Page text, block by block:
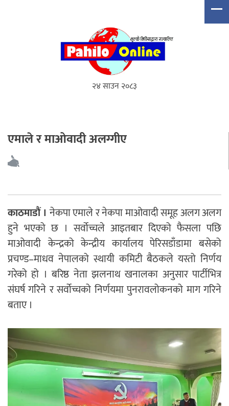
२४ साउन २०८३
एमाले र माओवादी अलग्गीए
काठमाडौं । नेकपा एमाले र नेकपा माओवादी समूह अलग अलग
हुने भएको छ । सर्वोच्चले आइतबार दिएको फैसला पछि
माओवादी केन्द्रको केन्द्रीय कार्यालय पेरिसडाँडामा बसेको
प्रचण्ड–माधव नेपालको स्थायी कमिटी बैठकले यस्तो निर्णय
गरेको हो । बरिष्ठ नेता झलनाथ खनालका अनुसार पार्टीभित्र
संघर्ष गरिने र सर्वोच्चको निर्णयमा पुनरावलोकनको माग गरिने
बताए ।